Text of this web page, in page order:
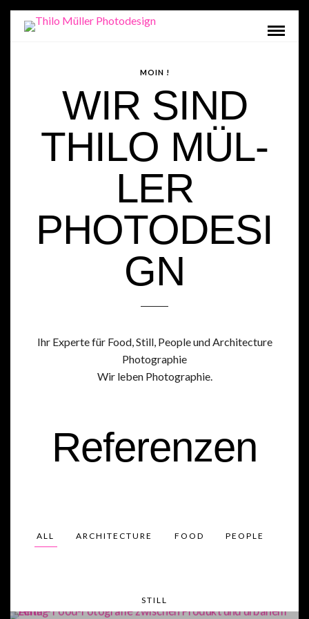
MOIN !
WIR SIND
THI­LO MÜL­
LER
PHOTODESI
GN
Ihr Exper­te für Food, Still, Peo­p­le und Archi­tec­tu­re
Pho­to­gra­phie
Wir leben Photographie.
Refe­ren­zen
ALL ARCHI­TEC­TU­RE FOOD PEO­P­LE
STILL